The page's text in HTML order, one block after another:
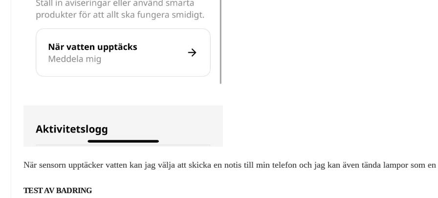
När sensorn upptäcker vatten kan jag välja att skicka en notis till min telefon och jag kan även tända lampor som
TEST AV BADRING